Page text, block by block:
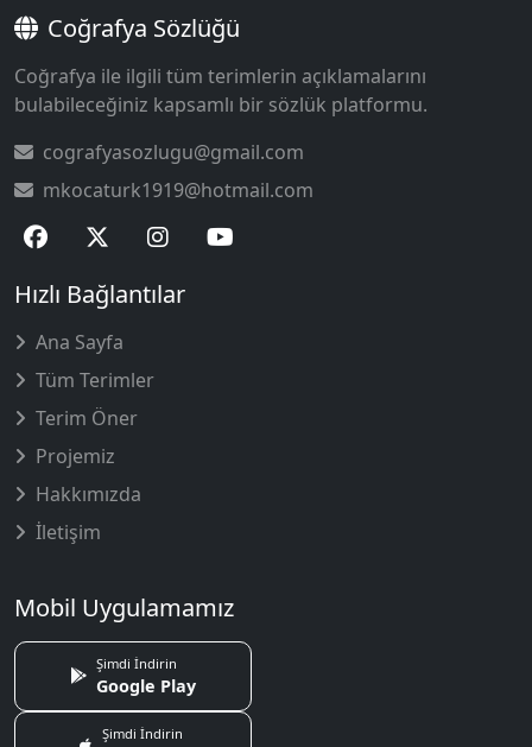
Coğrafya Sözlüğü
Coğrafya ile ilgili tüm terimlerin açıklamalarını
bulabileceğiniz kapsamlı bir sözlük platformu.
cografyasozlugu@gmail.com
mkocaturk1919@hotmail.com
Hızlı Bağlantılar
Ana Sayfa
Tüm Terimler
Terim Öner
Projemiz
Hakkımızda
İletişim
Mobil Uygulamamız
Şimdi İndirin
Google Play
Şimdi İndirin